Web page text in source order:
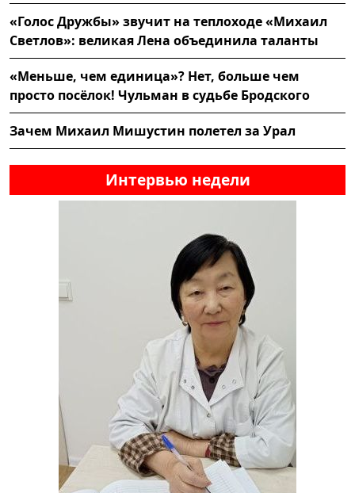
«Голос Дружбы» звучит на теплоходе «Михаил
Светлов»: великая Лена объединила таланты
«Меньше, чем единица»? Нет, больше чем
просто посёлок! Чульман в судьбе Бродского
Зачем Михаил Мишустин полетел за Урал
Интервью недели